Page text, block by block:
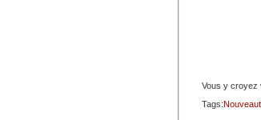
Vous y croyez
Tags: